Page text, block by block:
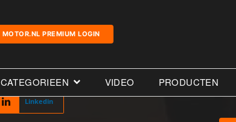
MOTOR.NL PREMIUM LOGIN
CATEGORIEEN VIDEO PRODUCTEN
Linkedin